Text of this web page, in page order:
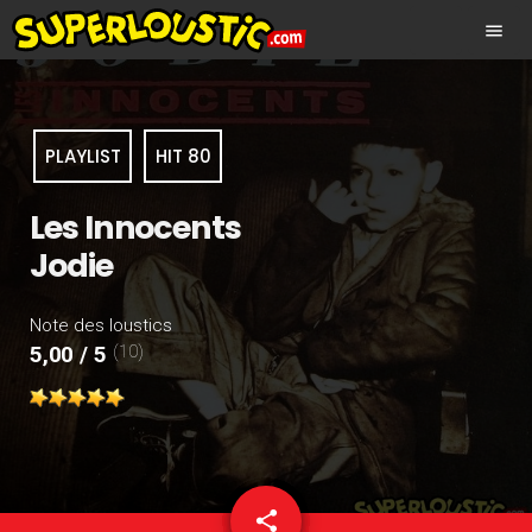
menu
PLAYLIST HIT 80
Les Innocents
Jodie
Note des loustics
5,00 / 5 (10)
share
email